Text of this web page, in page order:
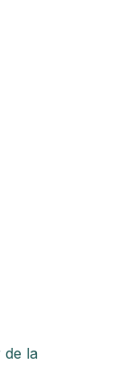
de la